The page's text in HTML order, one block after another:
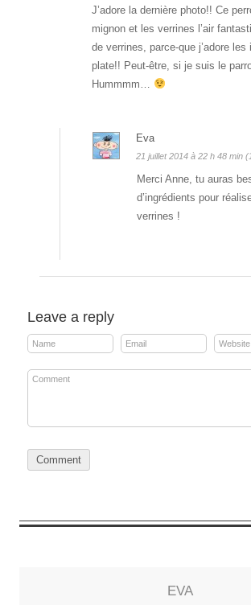
J’adore la dernière photo!! Ce
mignon et les verrines l’air
de verrines, parce-que j’adore
plate!! Peut-être, si je suis le
Hummmm…
Eva
21 juillet 2014 à 22 h 48 min
Merci Anne, tu auras
d’ingrédients pour
verrines !
Leave a reply
EVA